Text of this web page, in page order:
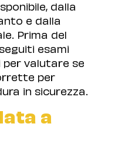
dalla
e dalla
Prima del
esami
valutare se
per
in sicurezza.
a